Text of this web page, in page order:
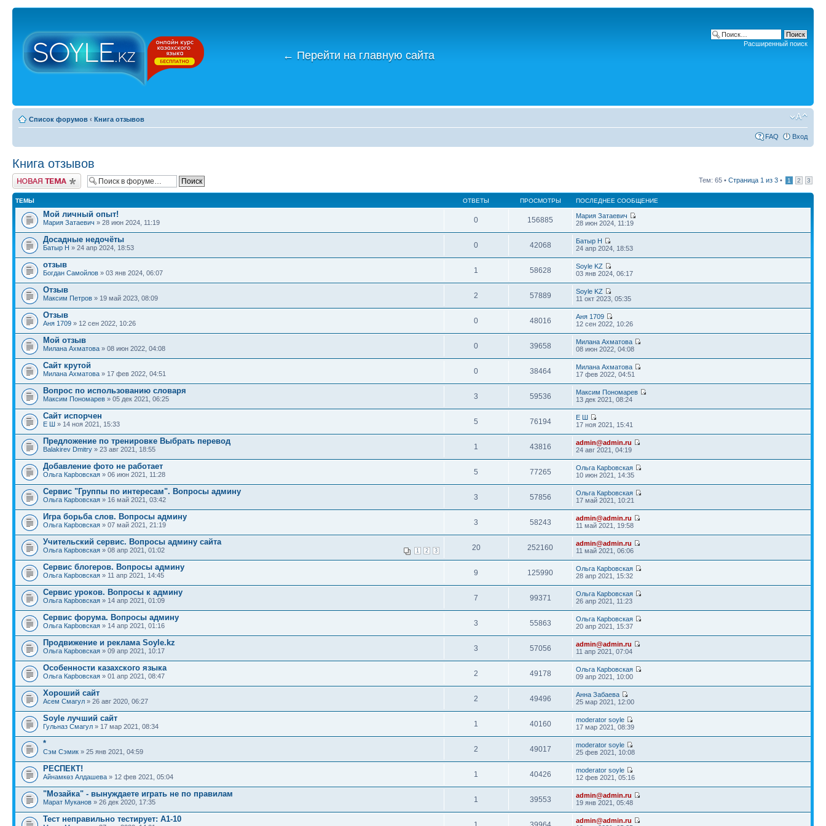
← Перейти на главную сайта
Расширенный поиск
Список форумов ‹ Книга отзывов
FAQ Вход
Книга отзывов
Новая тема Тем: 65 • Страница 1 из 3 • 1 2 3
ТЕМЫ ОТВЕТЫ ПРОСМОТРЫ ПОСЛЕДНЕЕ СООБЩЕНИЕ
Мой личный опыт!
Мария Затаевич » 28 июн 2024, 11:19 0 156885
Мария Затаевич
28 июн 2024, 11:19
Досадные недочёты
Батыр Н » 24 апр 2024, 18:53 0 42068
Батыр Н
24 апр 2024, 18:53
отзыв
Богдан Самойлов » 03 янв 2024, 06:07 1 58628
Soyle KZ
03 янв 2024, 06:17
Отзыв
Максим Петров » 19 май 2023, 08:09 2 57889
Soyle KZ
11 окт 2023, 05:35
Отзыв
Аня 1709 » 12 сен 2022, 10:26 0 48016
Аня 1709
12 сен 2022, 10:26
Мой отзыв
Милана Ахматова » 08 июн 2022, 04:08 0 39658
Милана Ахматова
08 июн 2022, 04:08
Сайт крутой
Милана Ахматова » 17 фев 2022, 04:51 0 38464
Милана Ахматова
17 фев 2022, 04:51
Вопрос по использованию словаря
Максим Пономарев » 05 дек 2021, 06:25 3 59536
Максим Пономарев
13 дек 2021, 08:24
Сайт испорчен
Е Ш » 14 ноя 2021, 15:33 5 76194
Е Ш
17 ноя 2021, 15:41
Предложение по тренировке Выбрать перевод
Balakirev Dmitry » 23 авг 2021, 18:55 1 43816
admin@admin.ru
24 авг 2021, 04:19
Добавление фото не работает
Ольга Карbовская » 06 июн 2021, 11:28 5 77265
Ольга Карbовская
10 июн 2021, 14:35
Сервис "Группы по интересам". Вопросы админу
Ольга Карbовская » 16 май 2021, 03:42 3 57856
Ольга Карbовская
17 май 2021, 10:21
Игра борьба слов. Вопросы админу
Ольга Карbовская » 07 май 2021, 21:19 3 58243
admin@admin.ru
11 май 2021, 19:58
Учительский сервис. Вопросы админу сайта
1 2 3
Ольга Карbовская » 08 апр 2021, 01:02 20 252160
admin@admin.ru
11 май 2021, 06:06
Сервис блогеров. Вопросы админу
Ольга Карbовская » 11 апр 2021, 14:45 9 125990
Ольга Карbовская
28 апр 2021, 15:32
Сервис уроков. Вопросы к админу
Ольга Карbовская » 14 апр 2021, 01:09 7 99371
Ольга Карbовская
26 апр 2021, 11:23
Сервис форума. Вопросы админу
Ольга Карbовская » 14 апр 2021, 01:16 3 55863
Ольга Карbовская
20 апр 2021, 15:37
Продвижение и реклама Soyle.kz
Ольга Карbовская » 09 апр 2021, 10:17 3 57056
admin@admin.ru
11 апр 2021, 07:04
Особенности казахского языка
Ольга Карbовская » 01 апр 2021, 08:47 2 49178
Ольга Карbовская
09 апр 2021, 10:00
Хороший сайт
Асем Смагул » 26 авг 2020, 06:27 2 49496
Анна Забаева
25 мар 2021, 12:00
Soyle лучший сайт
Гульназ Смагул » 17 мар 2021, 08:34 1 40160
moderator soyle
17 мар 2021, 08:39
*
Сэм Сэмик » 25 янв 2021, 04:59 2 49017
moderator soyle
25 фев 2021, 10:08
РЕСПЕКТ!
Айнамкөз Алдашева » 12 фев 2021, 05:04 1 40426
moderator soyle
12 фев 2021, 05:16
"Мозайка" - вынуждаете играть не по правилам
Марат Муканов » 26 дек 2020, 17:35 1 39553
admin@admin.ru
19 янв 2021, 05:48
Тест неправильно тестирует: А1-10
admin@admin.ru